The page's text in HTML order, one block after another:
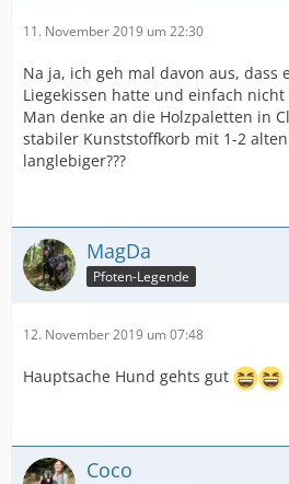
11. November 2019 um 22:30
Na ja, ich geh mal davon aus, dass
Liegekissen hatte und einfach
Man denke an die Holzpaletten in
stabiler Kunststoffkorb mit 1-2
langlebiger???
MagDa
Pfoten-Legende
12. November 2019 um 07:48
Hauptsache Hund gehts gut
Coco